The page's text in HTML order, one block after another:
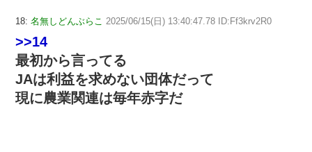
18: 名無しどんぶらこ 2025/06/15(日) 13:40:47.78 ID:Ff3krv2R0
>>14
最初から言ってる
JAは利益を求めない団体だって
現に農業関連は毎年赤字だ